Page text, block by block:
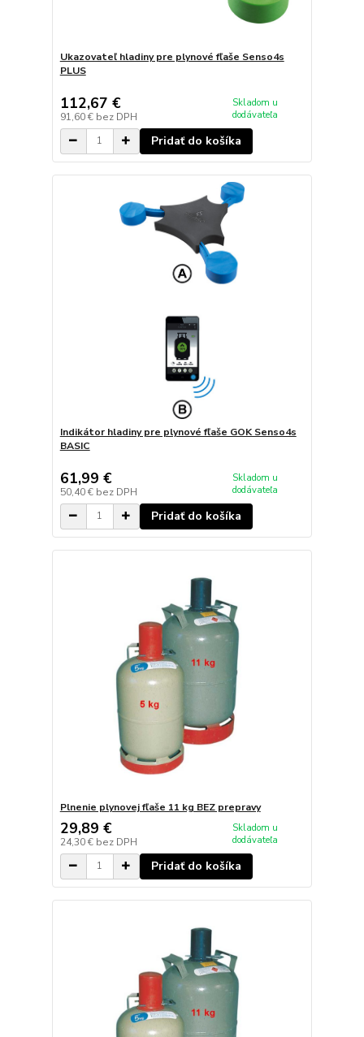
Ukazovateľ hladiny pre plynové fľaše Senso4s
PLUS
112,67 €
91,60 € bez DPH
Skladom u
dodávateľa
Pridať do košíka
Indikátor hladiny pre plynové fľaše GOK Senso4s
BASIC
61,99 €
50,40 € bez DPH
Skladom u
dodávateľa
Pridať do košíka
Plnenie plynovej fľaše 11 kg BEZ prepravy
29,89 €
24,30 € bez DPH
Skladom u
dodávateľa
Pridať do košíka